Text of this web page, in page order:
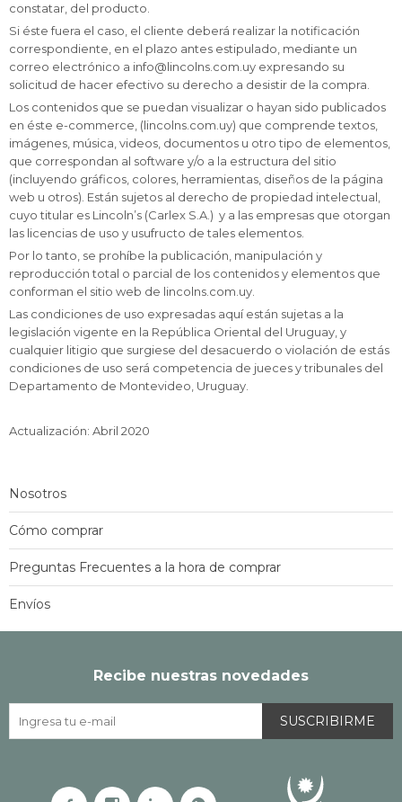
constatar, del producto.
Si éste fuera el caso, el cliente deberá realizar la notificación
correspondiente, en el plazo antes estipulado, mediante un
correo electrónico a info@lincolns.com.uy expresando su
solicitud de hacer efectivo su derecho a desistir de la compra.
Los contenidos que se puedan visualizar o hayan sido publicados
en éste e-commerce, (lincolns.com.uy) que comprende textos,
imágenes, música, videos, documentos u otro tipo de elementos,
que correspondan al software y/o a la estructura del sitio
(incluyendo gráficos, colores, herramientas, diseños de la página
web u otros). Están sujetos al derecho de propiedad intelectual,
cuyo titular es Lincoln’s (Carlex S.A.) y a las empresas que otorgan
las licencias de uso y usufructo de tales elementos.
Por lo tanto, se prohíbe la publicación, manipulación y
reproducción total o parcial de los contenidos y elementos que
conforman el sitio web de lincolns.com.uy.
Las condiciones de uso expresadas aquí están sujetas a la
legislación vigente en la República Oriental del Uruguay, y
cualquier litigio que surgiese del desacuerdo o violación de estás
condiciones de uso será competencia de jueces y tribunales del
Departamento de Montevideo, Uruguay.
Actualización: Abril 2020
Nosotros
Cómo comprar
Preguntas Frecuentes a la hora de comprar
Envíos
Recibe nuestras novedades
SUSCRIBIRME